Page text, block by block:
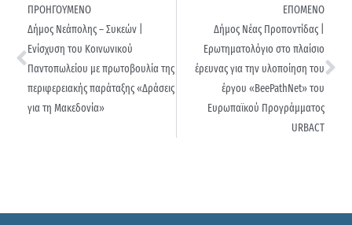
ΠΡΟΗΓΟΥΜΕΝΟ
Δήμος Νεάπολης – Συκεών |
Ενίσχυση του Κοινωνικού
Παντοπωλείου με πρωτοβουλία της
περιφερειακής παράταξης «Δράσεις
για τη Μακεδονία»
ΕΠΟΜΕΝΟ
Δήμος Νέας Προποντίδας |
Ερωτηματολόγιο στο πλαίσιο
έρευνας για την υλοποίηση του
έργου «BeePathNet» του
Ευρωπαϊκού Προγράμματος
URBACT